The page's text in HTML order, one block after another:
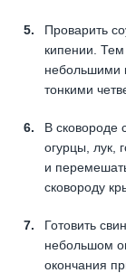
Проварить
кипении.
небольшими
тонкими
В сковороде
огурцы, лук,
и
сковороду
Готовить
небольшом
окончания